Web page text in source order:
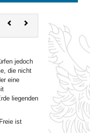
VorherigesNächstes
Dokument
jedoch
die nicht
eine
liegenden
ist